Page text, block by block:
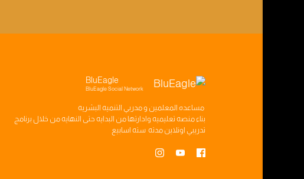
BluEagle
BluEagle Social Network
مساعده المعلمين ومدربي التنميه البشريه
بناءمنصه تعليميه وادارتها من البدايه حتى النهايه من خلال برنامج
تدريبي اونلاين مدته سته اسابيع